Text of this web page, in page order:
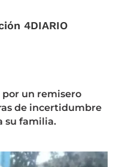
4DIARIO
un remisero
de incertidumbre
su familia.